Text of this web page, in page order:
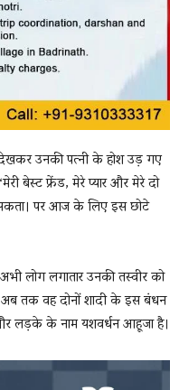
उनकी पत्नी के होश उड़ गए
बेस्ट फ्रेंड, मेरे प्यार और मेरे दो
सकता। पर आज के लिए इस छोटे
लोग लगातार उनकी तस्वीर को
तक वह दोनों शादी के इस बंधन
लड़के के नाम यशवर्धन आहूजा है।